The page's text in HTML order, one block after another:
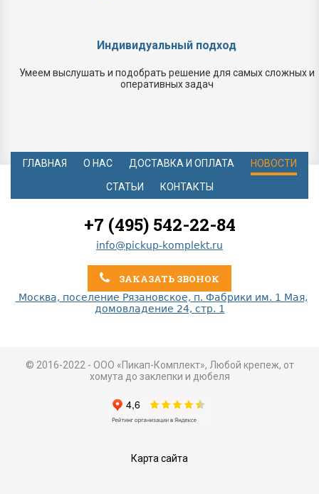
Индивидуальный подход
Умеем выслушать и подобрать решение для самых сложных и
оперативных задач
ГЛАВНАЯ О НАС ДОСТАВКА И ОПЛАТА НОВОСТИ
СТАТЬИ КОНТАКТЫ
+7 (495) 542-22-84
info@pickup-komplekt.ru
ЗАКАЗАТЬ ЗВОНОК
Москва, поселение Рязановское, п. Фабрики им. 1 Мая,
домовладение 24, стр. 1
© 2016-2022 - ООО «Пикап-Комплект», Любой крепеж, от
хомута до заклепки и дюбеля
Карта сайта